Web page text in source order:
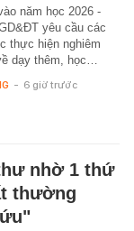
năm học 2026 -
yêu cầu các
thực hiện nghiêm
dạy thêm, học…
- 6 giờ trước
nhờ 1 thứ
thường